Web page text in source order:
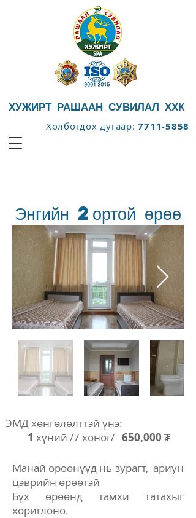
ХУЖИРТ РАШААН СУВИЛАЛ ХХК
Холбогдох дугаар:7711-5858
Энгийн 2ортой өрөө
ЭМД хөнгөлөлттэй үнэ:
1 хүний /7 хоног/ 650,000 ₮
Манай өрөөнүүд нь зурагт, ариун
цэврийн өрөөтэй
Бүх өрөөнд тамхи татахыг
хориглоно.